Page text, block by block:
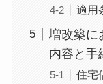
適用
増改築に
内容と手
住宅